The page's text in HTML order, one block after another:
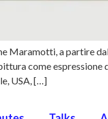
Maramotti, a partire
come
USA, […]